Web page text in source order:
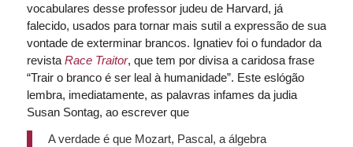
vocabulares desse professor judeu de Harvard, já
falecido, usados para tornar mais sutil a expressão de sua
vontade de exterminar brancos. Ignatiev foi o fundador da
revista Race Traitor, que tem por divisa a caridosa frase
“Trair o branco é ser leal à humanidade”. Este eslógão
lembra, imediatamente, as palavras infames da judia
Susan Sontag, ao escrever que
A verdade é que Mozart, Pascal, a álgebra